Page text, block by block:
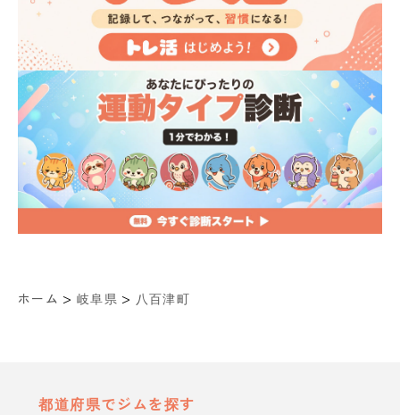
ホーム > 岐阜県 > 八百津町
都道府県でジムを探す